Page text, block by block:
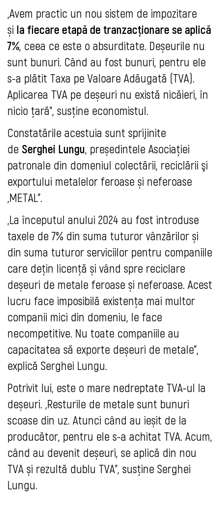
„Avem practic un nou sistem de impozitare
și la fiecare etapă de tranzacționare se aplică
7%, ceea ce este o absurditate. Deșeurile nu
sunt bunuri. Când au fost bunuri, pentru ele
s-a plătit Taxa pe Valoare Adăugată (TVA).
Aplicarea TVA pe deșeuri nu există nicăieri, în
nicio țară”, susține economistul.
Constatările acestuia sunt sprijinite
de Serghei Lungu, președintele Asociaţiei
patronale din domeniul colectării, reciclării şi
exportului metalelor feroase și neferoase
„METAL”.
„La începutul anului 2024 au fost introduse
taxele de 7% din suma tuturor vânzărilor și
din suma tuturor serviciilor pentru companiile
care dețin licență și vând spre reciclare
deșeuri de metale feroase și neferoase. Acest
lucru face imposibilă existența mai multor
companii mici din domeniu, le face
necompetitive. Nu toate companiile au
capacitatea să exporte deșeuri de metale”,
explică Serghei Lungu.
Potrivit lui, este o mare nedreptate TVA-ul la
deșeuri. „Resturile de metale sunt bunuri
scoase din uz. Atunci când au ieșit de la
producător, pentru ele s-a achitat TVA. Acum,
când au devenit deșeuri, se aplică din nou
TVA și rezultă dublu TVA”, susține Serghei
Lungu.